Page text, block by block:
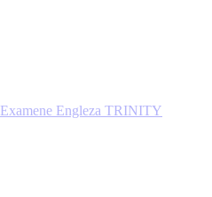
Examene Engleza TRINITY